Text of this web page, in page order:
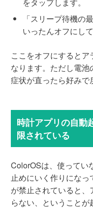
をタップします。
「スリープ待機の
いったんオフにし
ここをオフにするとア
なります。ただし電池
症状が直ったら好みで
時計アプリの自動
限されている
ColorOSは、使ってい
止めにいく作りにな
が禁止されていると
らない、ということが